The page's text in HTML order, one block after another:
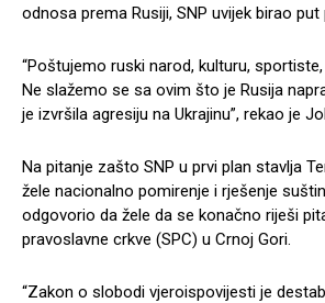
odnosa prema Rusiji, SNP uvijek birao put
“Poštujemo ruski narod, kulturu,
Ne slažemo se sa ovim što je Rusija
je izvršila agresiju na Ukrajinu”, rekao je
Na pitanje zašto SNP u prvi plan stavlja
žele nacionalno pomirenje i rješenje
odgovorio da žele da se konačno riješi
pravoslavne crkve (SPC) u Crnoj Gori.
“Zakon o slobodi vjeroispovijesti je